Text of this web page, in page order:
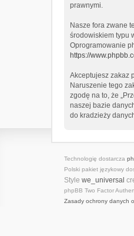
prawnymi.
Nasze fora zwane
środowiskiem typu
Oprogramowanie
https://
Akceptujesz zakaz
Naruszenie tego
zgodę na to, że
naszej bazie
do kradzieży
Technologię dostarcza
Polski pakiet językowy
Style we_universal
phpBB Two Factor
Zasady ochrony danych